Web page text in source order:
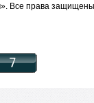
Все права